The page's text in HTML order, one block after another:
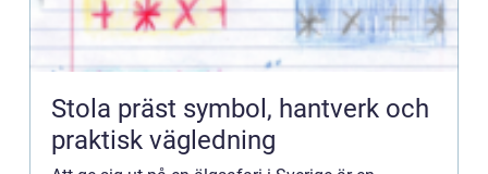
Stola präst symbol, hantverk och
praktisk vägledning